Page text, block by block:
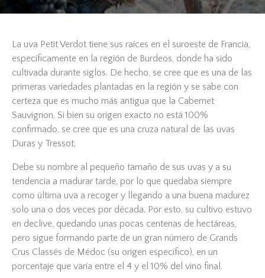
La uva Petit Verdot tiene sus raíces en el suroeste de Francia,
específicamente en la región de Burdeos, donde ha sido
cultivada durante siglos. De hecho, se cree que es una de las
primeras variedades plantadas en la región y se sabe con
certeza que es mucho más antigua que la Cabernet
Sauvignon. Si bien su origen exacto no está 100%
confirmado, se cree que es una cruza natural de las uvas
Duras y Tressot.
Debe su nombre al pequeño tamaño de sus uvas y a su
tendencia a madurar tarde, por lo que quedaba siempre
como última uva a recoger y llegando a una buena madurez
solo una o dos veces por década. Por esto, su cultivo estuvo
en declive, quedando unas pocas centenas de hectáreas,
pero sigue formando parte de un gran número de Grands
Crus Classés de Médoc (su origen específico), en un
porcentaje que varía entre el 4 y el 10% del vino final.